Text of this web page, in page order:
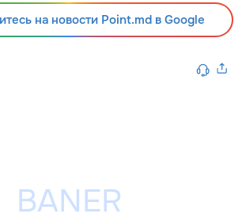
на новости Point.md в Google